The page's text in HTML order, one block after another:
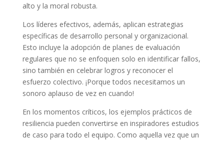
alto y la moral robusta.
Los líderes efectivos, además, aplican estrategias
específicas de desarrollo personal y organizacional.
Esto incluye la adopción de planes de evaluación
regulares que no se enfoquen solo en identificar fallos,
sino también en celebrar logros y reconocer el
esfuerzo colectivo. ¡Porque todos necesitamos un
sonoro aplauso de vez en cuando!
En los momentos críticos, los ejemplos prácticos de
resiliencia pueden convertirse en inspiradores estudios
de caso para todo el equipo. Como aquella vez que un